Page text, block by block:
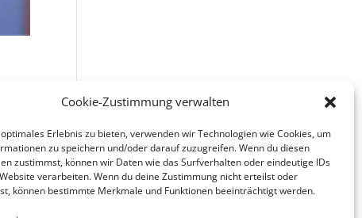
Cookie-Zustimmung verwalten
Erlebnis zu bieten, verwenden wir Technologien wie Cookies, um
zu speichern und/oder darauf zuzugreifen. Wenn du diesen
zustimmst, können wir Daten wie das Surfverhalten oder eindeutige IDs
verarbeiten. Wenn du deine Zustimmung nicht erteilst oder
können bestimmte Merkmale und Funktionen beeinträchtigt werden.
zu